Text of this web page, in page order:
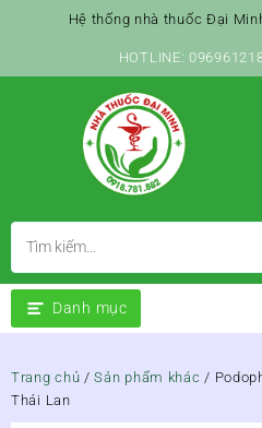
Hệ thống nhà thuốc Đại
HOTLINE:
Danh mục
Trang chủ /Sản phẩm khác /
Thái Lan